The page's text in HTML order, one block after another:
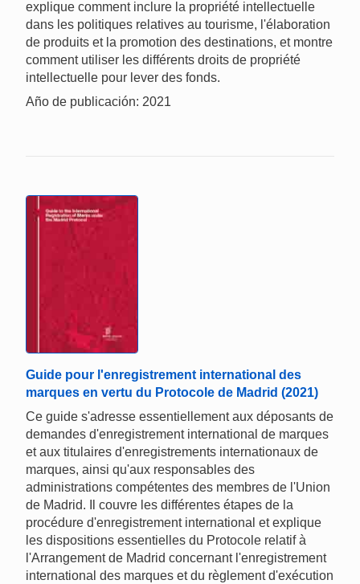
explique comment inclure la propriété intellectuelle
dans les politiques relatives au tourisme, l'élaboration
de produits et la promotion des destinations, et montre
comment utiliser les différents droits de propriété
intellectuelle pour lever des fonds.
Año de publicación: 2021
Guide pour l'enregistrement international des
marques en vertu du Protocole de Madrid (2021)
Ce guide s'adresse essentiellement aux déposants de
demandes d'enregistrement international de marques
et aux titulaires d'enregistrements internationaux de
marques, ainsi qu'aux responsables des
administrations compétentes des membres de l'Union
de Madrid. Il couvre les différentes étapes de la
procédure d'enregistrement international et explique
les dispositions essentielles du Protocole relatif à
l'Arrangement de Madrid concernant l'enregistrement
international des marques et du règlement d'exécution